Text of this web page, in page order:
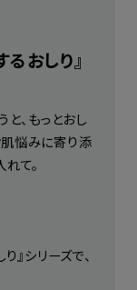
るおしり』
と、もっとおし
肌悩みに寄り添
て。
』シリーズで、